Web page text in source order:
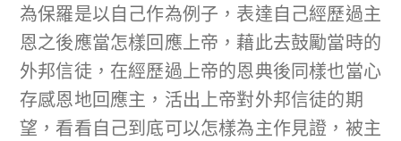
為保羅是以自己作為例子，表達自己經歷過主
恩之後應當怎樣回應上帝，藉此去鼓勵當時的
外邦信徒，在經歷過上帝的恩典後同樣也當心
存感恩地回應主，活出上帝對外邦信徒的期
望，看看自己到底可以怎樣為主作見證，被主